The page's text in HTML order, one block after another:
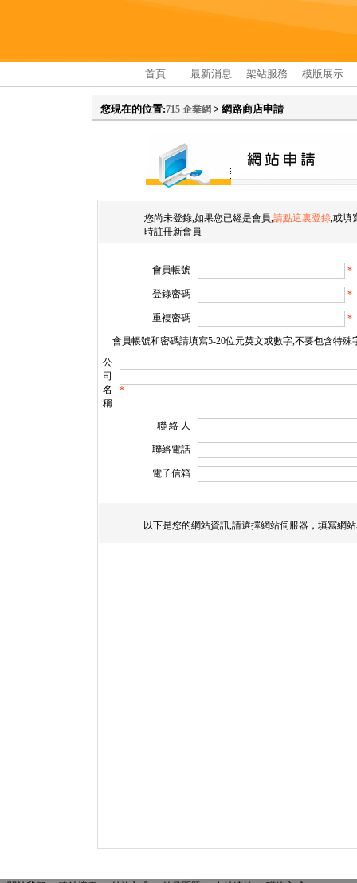
首頁 最新消息 架站服務 模版展示
您現在的位置:715 企業網 > 網路商店申請
您尚未登錄,如果您已經是會員,請點這裏登錄,或填
時註冊新會員
會員帳號 *
登錄密碼 *
重複密碼
*
會員帳號和密碼請填寫5-20位元英文或數字,不要包含特殊
公
司
名
稱
*
聯 絡 人
聯絡電話
電子信箱
以下是您的網站資訊,請選擇網站伺服器，填寫網